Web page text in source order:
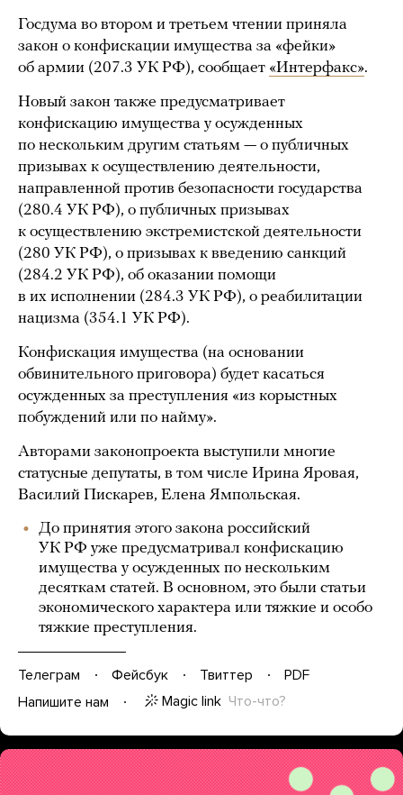
Госдума во втором и третьем чтении приняла
закон о конфискации имущества за «фейки»
об армии (207.3 УК РФ), сообщает «Интерфакс».
Новый закон также предусматривает
конфискацию имущества у осужденных
по нескольким другим статьям — о публичных
призывах к осуществлению деятельности,
направленной против безопасности государства
(280.4 УК РФ), о публичных призывах
к осуществлению экстремистской деятельности
(280 УК РФ), о призывах к введению санкций
(284.2 УК РФ), об оказании помощи
в их исполнении (284.3 УК РФ), о реабилитации
нацизма (354.1 УК РФ).
Конфискация имущества (на основании
обвинительного приговора) будет касаться
осужденных за преступления «из корыстных
побуждений или по найму».
Авторами законопроекта выступили многие
статусные депутаты, в том числе Ирина Яровая,
Василий Пискарев, Елена Ямпольская.
До принятия этого закона российский
УК РФ уже предусматривал конфискацию
имущества у осужденных по нескольким
десяткам статей. В основном, это были статьи
экономического характера или тяжкие и особо
тяжкие преступления.
Телеграм Фейсбук Твиттер
PDF
Напишите нам
Magic link Что-что?